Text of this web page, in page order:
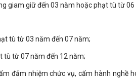
giam giữ đến 03 năm hoặc phạt tù từ 06
tù từ 03 năm đến 07 năm;
tù từ 07 năm đến 12 năm;
đảm nhiệm chức vụ, cấm hành nghề